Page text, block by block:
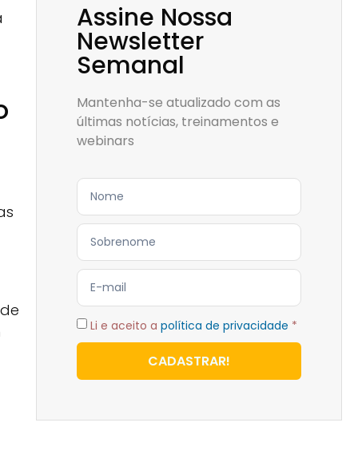
Assine Nossa
Newsletter
Semanal
Mantenha-se atualizado com as
últimas notícias, treinamentos e
webinars
Li e aceito a política de privacidade *
CADASTRAR!